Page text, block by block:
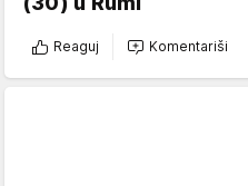
Reaguj Komentariši